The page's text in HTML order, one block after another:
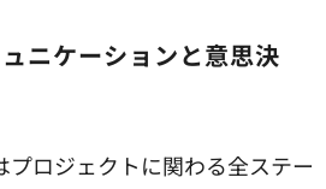
プロジェクトに関わる全ステー